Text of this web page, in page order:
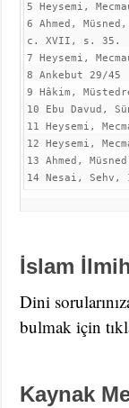
5 Heysemi,
6 Ahmed,
c. XVII, s. 35.
7 Heysemi,
8 Ankebut 29/45
9 Hâkim,
10 Ebu Davud,
11 Heysemi,
12 Heysemi,
13 Ahmed,
14 Nesai,
İslam
Dini
bulmak için
Kaynak